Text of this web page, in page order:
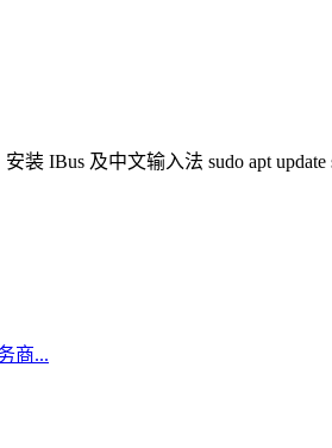
IBus 及中文输入法 sudo apt update
商...